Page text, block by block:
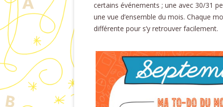
certains événements ; une avec 30/31
une vue d’ensemble du mois. Chaque
différente pour s’y retrouver facilement.